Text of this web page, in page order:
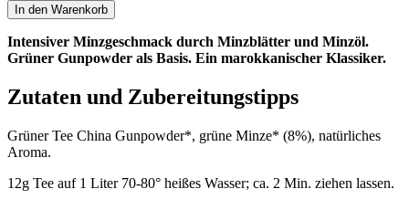
Intensiver Minzgeschmack durch Minzblätter und Minzöl.
Grüner Gunpowder als Basis. Ein marokkanischer Klassiker.
Zutaten und Zubereitungstipps
Grüner Tee China Gunpowder*, grüne Minze* (8%), natürliches
Aroma.
12g Tee auf 1 Liter 70-80° heißes Wasser; ca. 2 Min. ziehen lassen.